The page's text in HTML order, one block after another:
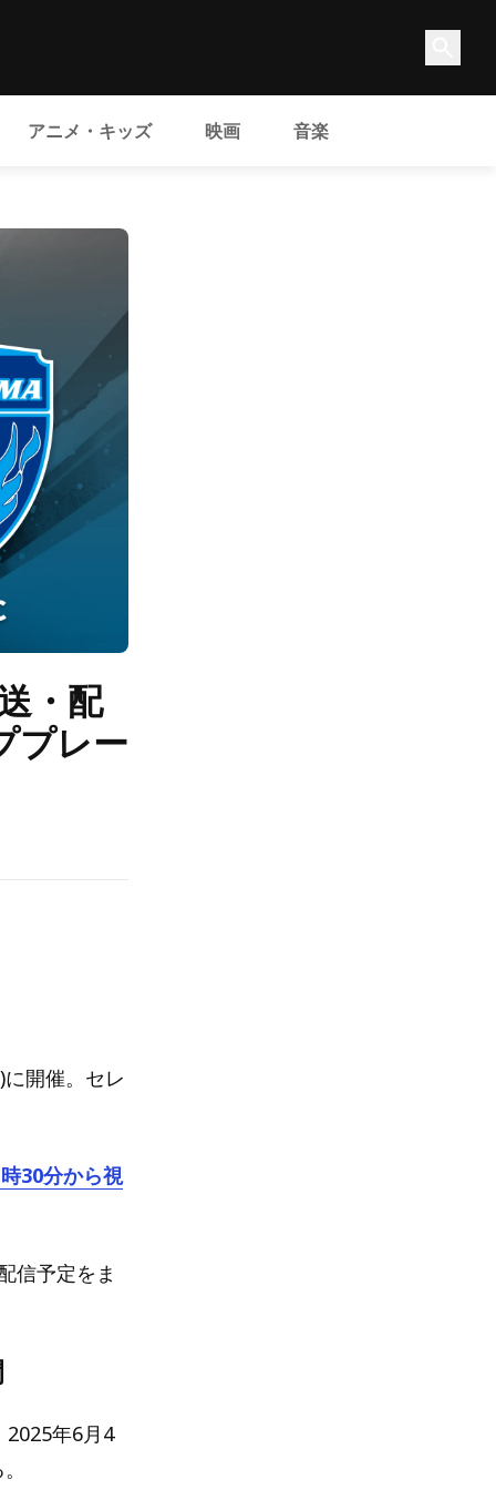
アニメ・キッズ 映画 音楽
・配
プレー
開催。セレ
30分から視
信予定をま
2025年6月4